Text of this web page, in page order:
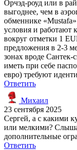
Орчэд-роуд или в
выгоднее, чем в
обменнике
условия и работают
вокруг отметки 1
предложения в 2-3
зонах вроде
иметь при себе
евро) требуют
Ответить
Михаил
23 сентября 2025
Сергей, а с какими
или мелкими?
дополнительные
Ответить